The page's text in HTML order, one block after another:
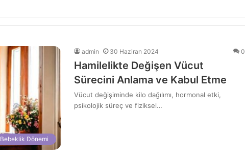
Bebeklik Dönemi
admin 30 Haziran 2024 0
Hamilelikte Değişen Vücut
Sürecini Anlama ve Kabul Etme
Vücut değişiminde kilo dağılımı, hormonal etki,
psikolojik süreç ve fiziksel…